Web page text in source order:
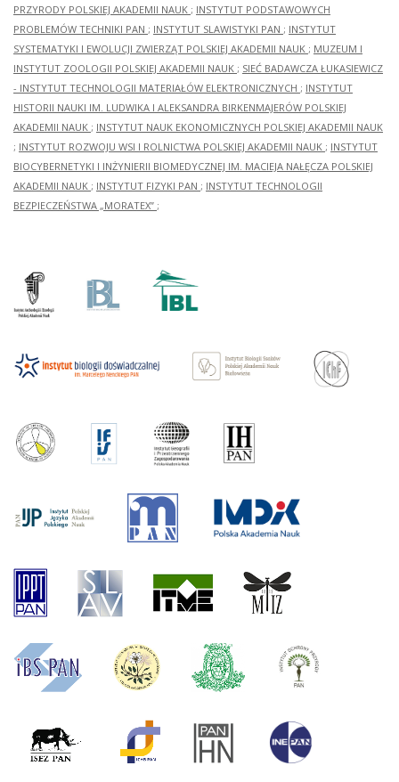
PRZYRODY POLSKIEJ AKADEMII NAUK ; INSTYTUT PODSTAWOWYCH
PROBLEMÓW TECHNIKI PAN ; INSTYTUT SLAWISTYKI PAN ; INSTYTUT
SYSTEMATYKI I EWOLUCJI ZWIERZĄT POLSKIEJ AKADEMII NAUK ; MUZEUM I
INSTYTUT ZOOLOGII POLSKIEJ AKADEMII NAUK ; SIEĆ BADAWCZA ŁUKASIEWICZ
- INSTYTUT TECHNOLOGII MATERIAŁÓW ELEKTRONICZNYCH ; INSTYTUT
HISTORII NAUKI IM. LUDWIKA I ALEKSANDRA BIRKENMAJERÓW POLSKIEJ
AKADEMII NAUK ; INSTYTUT NAUK EKONOMICZNYCH POLSKIEJ AKADEMII NAUK
; INSTYTUT ROZWOJU WSI I ROLNICTWA POLSKIEJ AKADEMII NAUK ; INSTYTUT
BIOCYBERNETYKI I INŻYNIERII BIOMEDYCZNEJ IM. MACIEJA NAŁĘCZA POLSKIEJ
AKADEMII NAUK ; INSTYTUT FIZYKI PAN ; INSTYTUT TECHNOLOGII
BEZPIECZEŃSTWA „MORATEX” ;